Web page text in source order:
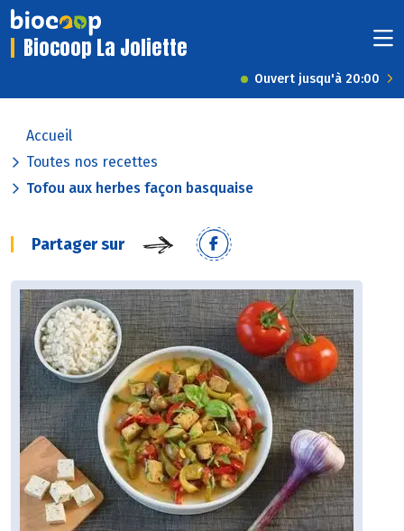
Biocoop La Joliette
Ouvert jusqu'à 20:00
Accueil
Toutes nos recettes
Tofou aux herbes façon basquaise
Partager sur